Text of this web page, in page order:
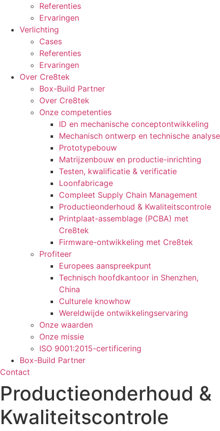
Referenties
Ervaringen
Verlichting
Cases
Referenties
Ervaringen
Over Cre8tek
Box-Build Partner
Over Cre8tek
Onze competenties
ID en mechanische conceptontwikkeling
Mechanisch ontwerp en technische analyse
Prototypebouw
Matrijzenbouw en productie-inrichting
Testen, kwalificatie & verificatie
Loonfabricage
Compleet Supply Chain Management
Productieonderhoud & Kwaliteitscontrole
Printplaat-assemblage (PCBA) met
Cre8tek
Firmware-ontwikkeling met Cre8tek
Profiteer
Europees aanspreekpunt
Technisch hoofdkantoor in Shenzhen,
China
Culturele knowhow
Wereldwijde ontwikkelingservaring
Onze waarden
Onze missie
ISO 9001:2015-certificering
Box-Build Partner
Contact
Productieonderhoud &
Kwaliteitscontrole